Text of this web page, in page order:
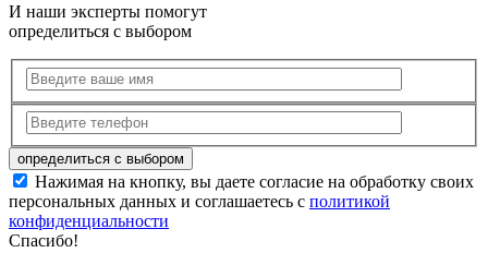
И наши эксперты помогут
определиться с выбором
Нажимая на кнопку, вы даете согласие на обработку своих
персональных данных и соглашаетесь с политикой
конфиденциальности
Спасибо!